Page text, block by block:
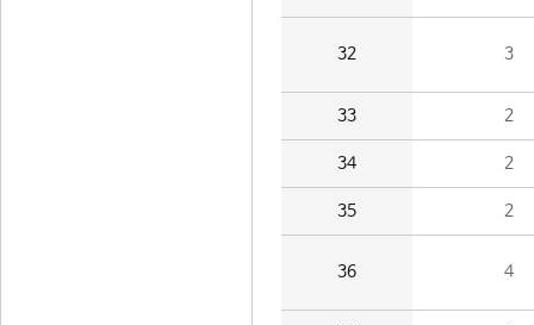
32 3
33 2
34 2
35 2
36 4